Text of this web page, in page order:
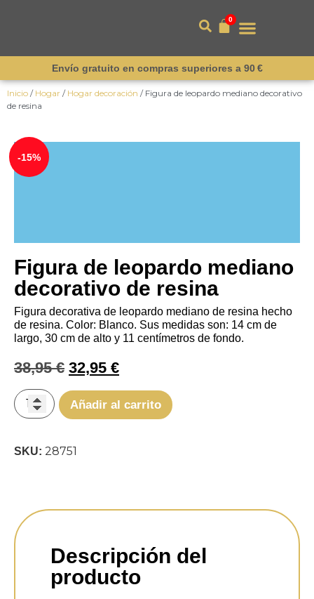
0
Envío gratuito en compras superiores a 90 €
Inicio / Hogar / Hogar decoración / Figura de leopardo mediano decorativo
de resina
-15%
Figura de leopardo mediano
decorativo de resina
Figura decorativa de leopardo mediano de resina hecho
de resina. Color: Blanco. Sus medidas son: 14 cm de
largo, 30 cm de alto y 11 centímetros de fondo.
38,95€ 32,95 €
Añadir al carrito
SKU: 28751
Descripción del
producto